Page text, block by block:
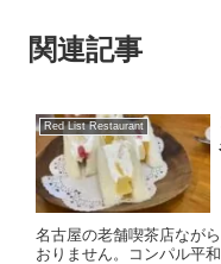
関連記事
Red List Restaurant
名古屋の老舗喫茶店なが
おりません。コンパル平